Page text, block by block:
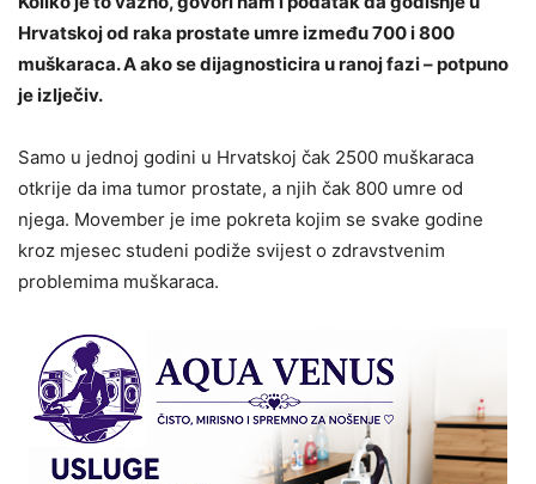
Hrvatskoj od raka prostate umre između 700 i 800
muškaraca. A ako se dijagnosticira u ranoj fazi – potpuno
je izlječiv.
Samo u jednoj godini u Hrvatskoj čak 2500 muškaraca
otkrije da ima tumor prostate, a njih čak 800 umre od
njega. Movember je ime pokreta kojim se svake godine
kroz mjesec studeni podiže svijest o zdravstvenim
problemima muškaraca.